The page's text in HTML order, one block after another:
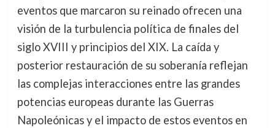
eventos que marcaron su reinado ofrecen una
visión de la turbulencia política de finales del
siglo XVIII y principios del XIX. La caída y
posterior restauración de su soberanía reflejan
las complejas interacciones entre las grandes
potencias europeas durante las Guerras
Napoleónicas y el impacto de estos eventos en